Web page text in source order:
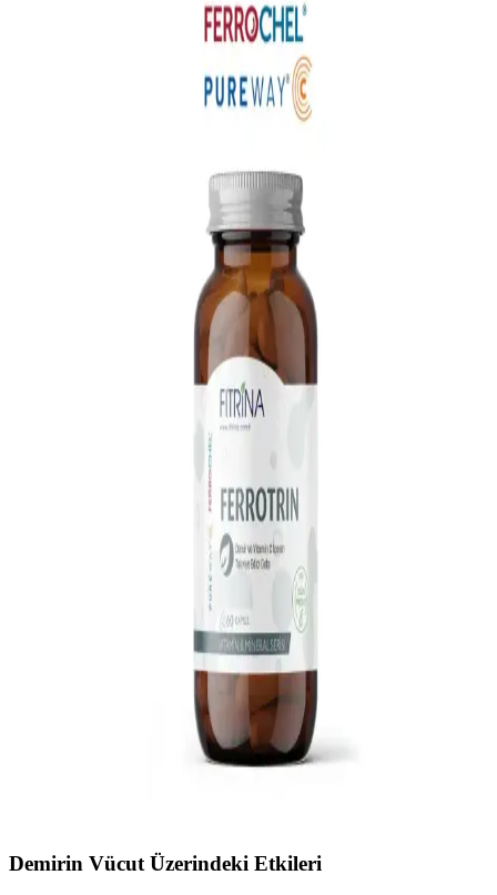
bakım ve tedavi yöntemleriyle görünümünde iyileşme sağlanabilir.
Demir Takviyesi: Sağlık ve Güzellik Üzerindeki
Etkileri ve Kullanım Önerileri
Demir takviyesi, sağlık ve güzellik alanında önemli faydalar sağlar.
Demir Takviyesinin Kozmetik Faydaları ve Cilt
Demir takviyesi, eksiklikte cilt sağlığını artırır, solgunluk ve yorgun
görünümü azaltır, uzman gözetimiyle kullanıldığında kozmetik
Valens Bestiron Damla: Çocuklar için Demir ve C
Vitamini İçeren Temiz İçerikli Takviye
Valens Bestiron Damla, temiz içerik iddiasıyla 30 ml ambalajda
çocuklar için demir ile C vitamini sağlar. 4–10 yaş için günlük doz
yaklaşık 20 damla (1 ml) olarak önerilir; portakal aroması çoğu
çocuk tarafından beğenilir, ancak tat ve damlatma başlığı konusunda
bazı kullanıcılar sorun bildirmiştir.
Demir Eksikliği İçin Doğal Çözüm Kapsülleri ve
Demir eksikliği, halsizlik ve yorgunluk gibi belirtilere yol açar.
Doğal demir kaynakları ve kapsüllerle destekleyerek sağlığınızı
Demir Eksikliği İçin Etkili Gıda Takviyeleri ve
Sağlıklı Yaşam İpuçları
Demir eksikliği belirtileri, takviye kullanımı ve doğru beslenme ile
Demirin Vücut Üzerindeki Etkileri